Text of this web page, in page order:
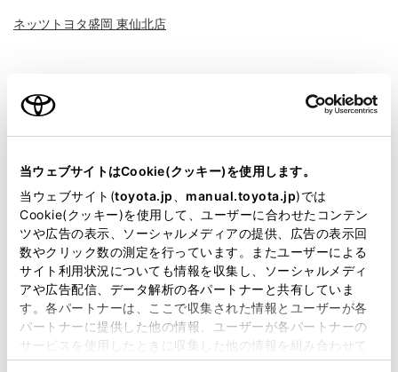
当ウェブサイトはCookie(クッキー)を使用します。
当ウェブサイト(toyota.jp manual.toyota.jp)では
Cookie(クッキー)を使用して、ユーザーに合わせたコンテン
ツや広告の表示、ソーシャルメディアの提供、広告の表示回
数やクリック数の測定を行っています。またユーザーによる
サイト利用状況についても情報を収集し、ソーシャルメディ
アや広告配信、データ解析の各パートナーと共有していま
す。各パートナーは、ここで収集された情報とユーザーが各
パートナーに提供した他の情報、ユーザーが各パートナーの
サービスを使用したときに収集した他の情報を組み合わせて
使用することがあります。当ウェブサイトの使用を続行する
ネッツトヨタ盛岡 東仙北店
宮城トヨタ自動車 MTG苦竹
宮城トヨタ自動車 カローラ石巻
ネッツトヨタ仙台 日の出店
ネッツトヨタ仙台 古川店